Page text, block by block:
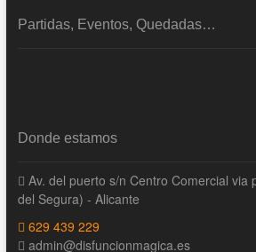
Partidas, Eventos, Quedadas…
Donde estamos
Av. del puerto s/n Centro Comercial via
del Segura) - Alicante
629 439 229
admin@disfuncionmagica.es